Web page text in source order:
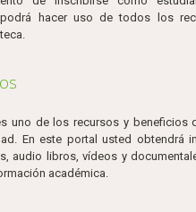
hacer uso de todos los
uno de los recursos y beneficios
En este portal usted obtendrá
audio libros, vídeos y
académica.